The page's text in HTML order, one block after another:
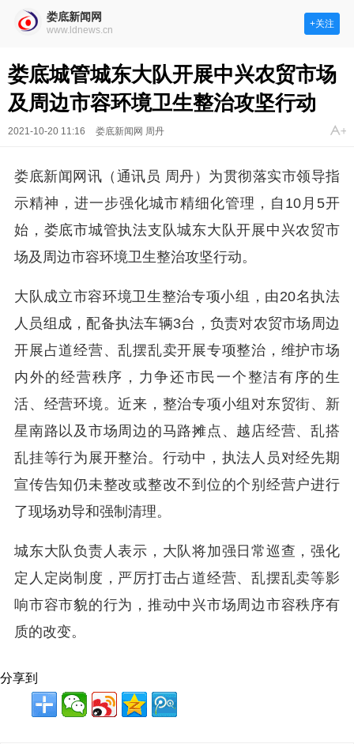
娄底新闻网
www.ldnews.cn
+关注
娄底城管城东大队开展中兴农贸市场
及周边市容环境卫生整治攻坚行动
2021-10-20 11:16 娄底新闻网 周丹
娄底新闻网讯（通讯员 周丹）为贯彻落实市领导指
示精神，进一步强化城市精细化管理，自10月5开
始，娄底市城管执法支队城东大队开展中兴农贸市
场及周边市容环境卫生整治攻坚行动。
大队成立市容环境卫生整治专项小组，由20名执法
人员组成，配备执法车辆3台，负责对农贸市场周边
开展占道经营、乱摆乱卖开展专项整治，维护市场
内外的经营秩序，力争还市民一个整洁有序的生
活、经营环境。近来，整治专项小组对东贸街、新
星南路以及市场周边的马路摊点、越店经营、乱搭
乱挂等行为展开整治。行动中，执法人员对经先期
宣传告知仍未整改或整改不到位的个别经营户进行
了现场劝导和强制清理。
城东大队负责人表示，大队将加强日常巡查，强化
定人定岗制度，严厉打击占道经营、乱摆乱卖等影
响市容市貌的行为，推动中兴市场周边市容秩序有
质的改变。
分享到